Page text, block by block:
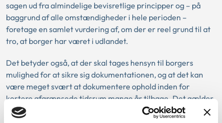
sagen ud fra almindelige bevisretlige principper og – på
baggrund af alle omstændigheder i hele perioden –
foretage en samlet vurdering af, om der er reel grund til at
tro, at borger har været i udlandet.
Det betyder også, at der skal tages hensyn til borgers
mulighed for at sikre sig dokumentationen, og at det kan
være meget svært at dokumentere ophold inden for
kortere afgrænsede tidsrum mange år tilbage. Det gælder
især for borgere, der har en livsførelse og en livssituation